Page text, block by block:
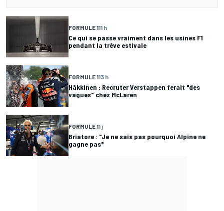
FORMULE 111 h
Ce qui se passe vraiment dans les usines F1
pendant la trêve estivale
FORMULE 113 h
Häkkinen : Recruter Verstappen ferait "des
vagues" chez McLaren
FORMULE 11 j
Briatore : "Je ne sais pas pourquoi Alpine ne
gagne pas"